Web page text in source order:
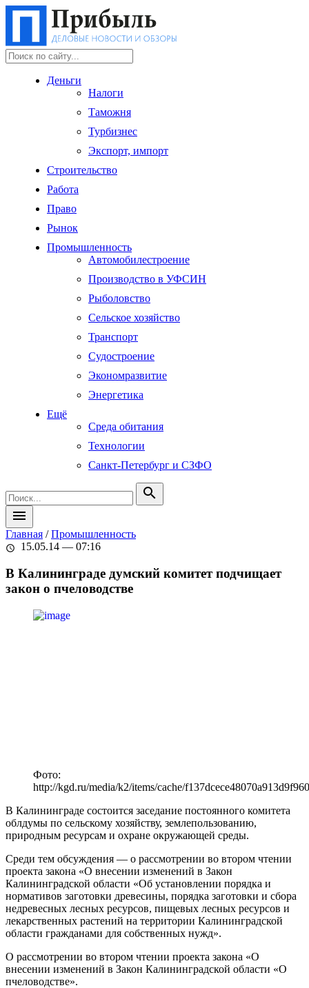
Деньги
Налоги
Таможня
Турбизнес
Экспорт, импорт
Строительство
Работа
Право
Рынок
Промышленность
Автомобилестроение
Производство в УФСИН
Рыболовство
Сельское хозяйство
Транспорт
Судостроение
Экономразвитие
Энергетика
Ещё
Среда обитания
Технологии
Санкт-Петербург и СЗФО
search
menu
Главная /Промышленность
schedule 15.05.14 — 07:16
В Калининграде думский комитет подчищает
закон о пчеловодстве
Фото:
http://kgd.ru/media/k2/items/cache/
В Калининграде состоится заседание постоянного комитета
облдумы по сельскому хозяйству, землепользованию,
природным ресурсам и охране окружающей среды.
Среди тем обсуждения — о рассмотрении во втором чтении
проекта закона «О внесении изменений в Закон
Калининградской области «Об установлении порядка и
нормативов заготовки древесины, порядка заготовки и сбора
недревесных лесных ресурсов, пищевых лесных ресурсов и
лекарственных растений на территории Калининградской
области гражданами для собственных нужд».
О рассмотрении во втором чтении проекта закона «О
внесении изменений в Закон Калининградской области «О
пчеловодстве».